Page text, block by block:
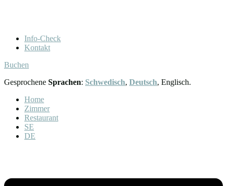
Info-Check
Kontakt
Buchen
Gesprochene Sprachen: Schwedisch, Deutsch, Englisch.​
Home
Zimmer
Restaurant
SE
DE